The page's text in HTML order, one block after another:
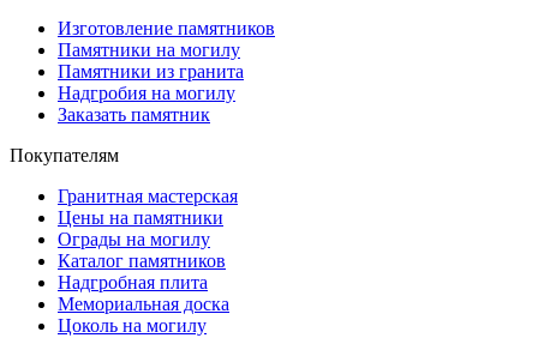
Изготовление памятников
Памятники на могилу
Памятники из гранита
Надгробия на могилу
Заказать памятник
Покупателям
Гранитная мастерская
Цены на памятники
Ограды на могилу
Каталог памятников
Надгробная плита
Мемориальная доска
Цоколь на могилу